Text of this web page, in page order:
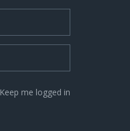
Keep me logged in